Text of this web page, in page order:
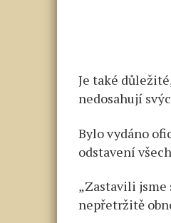
Je také
nedosahují
Bylo vydáno
odstavení
„Zastavili jsme
nepřetržitě